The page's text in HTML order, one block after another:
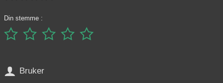
Din stemme :
    
 Bruker